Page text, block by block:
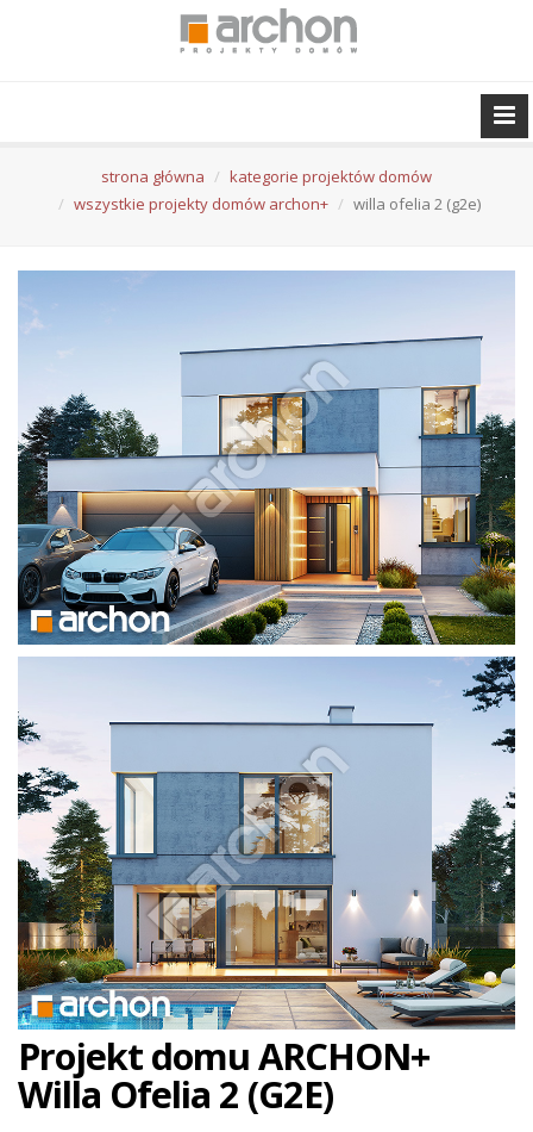
strona główna
kategorie projektów domów
wszystkie projekty domów archon+
willa ofelia 2 (g2e)
Projekt domu ARCHON+
Willa Ofelia 2 (G2E)